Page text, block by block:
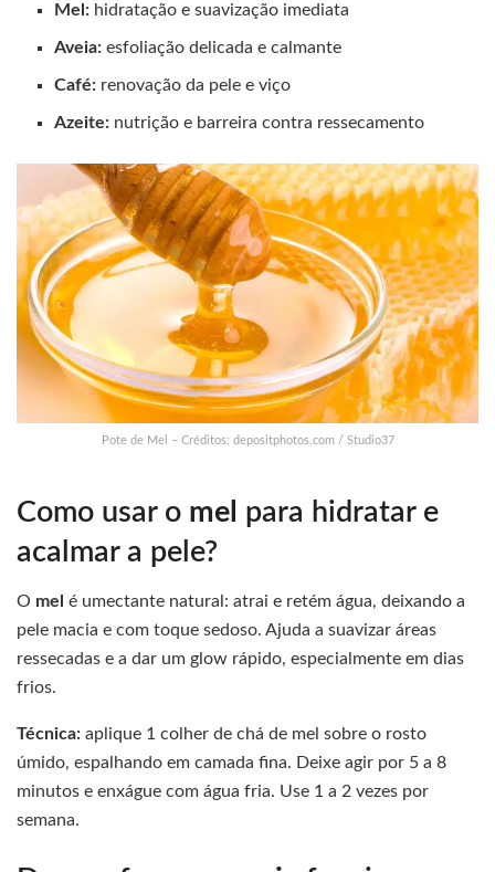
Mel: hidratação e suavização imediata
Aveia: esfoliação delicada e calmante
Café: renovação da pele e viço
Azeite: nutrição e barreira contra ressecamento
Pote de Mel – Créditos: depositphotos.com / Studio37
Como usar o mel para hidratar e
acalmar a pele?
O mel é umectante natural: atrai e retém água, deixando a
pele macia e com toque sedoso. Ajuda a suavizar áreas
ressecadas e a dar um glow rápido, especialmente em dias
frios.
Técnica: aplique 1 colher de chá de mel sobre o rosto
úmido, espalhando em camada fina. Deixe agir por 5 a 8
minutos e enxágue com água fria. Use 1 a 2 vezes por
semana.